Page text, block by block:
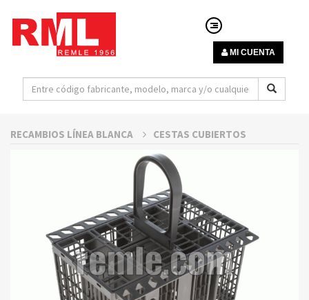
MI CUENTA
RECAMBIOS LÍNEA BLANCA CESTAS CUBIERTOS